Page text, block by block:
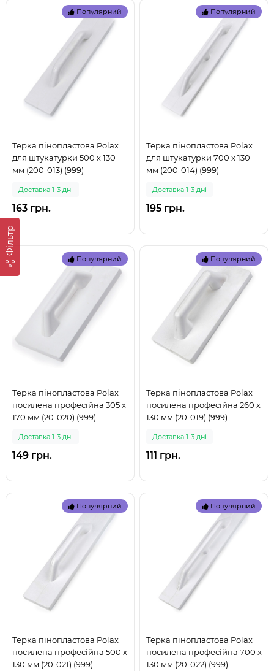
Фільтр
Популярний
Терка пінопластова Polax
для штукатурки 500 х 130
мм (200-013) (999)
Доставка 1-3 дні
163 грн.
Популярний
Терка пінопластова Polax
для штукатурки 700 х 130
мм (200-014) (999)
Доставка 1-3 дні
195 грн.
Популярний
Терка пінопластова Polax
посилена професійна 305 х
170 мм (20-020) (999)
Доставка 1-3 дні
149 грн.
Популярний
Терка пінопластова Polax
посилена професійна 260 х
130 мм (20-019) (999)
Доставка 1-3 дні
111 грн.
Популярний
Терка пінопластова Polax
посилена професійна 500 х
130 мм (20-021) (999)
Популярний
Терка пінопластова Polax
посилена професійна 700 х
130 мм (20-022) (999)